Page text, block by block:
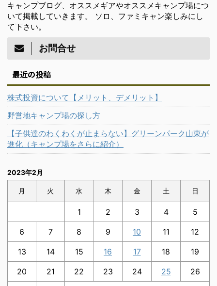
キャンプブログ、オススメギアやオススメキャンプ場につ
いて掲載していきます。 ソロ、ファミキャン楽しみにし
て下さい。
お問合せ
最近の投稿
株式投資について【メリット、デメリット】
野営地キャンプ場の探し方
【子供達のわくわくが止まらない】グリーンパーク山東が
進化（キャンプ場をさらに紹介）
2023年2月
月 火 水 木 金 土 日
1 2 3 4 5
6 7 8 9 10 11 12
13 14 15 16 17 18 19
20 21 22 23 24 25 26